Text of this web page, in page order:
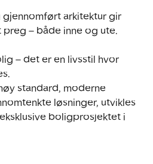
gjennomført arkitektur gir
– både inne og ute.
– det er en livsstil hvor
standard, moderne
løsninger, utvikles
boligprosjektet i